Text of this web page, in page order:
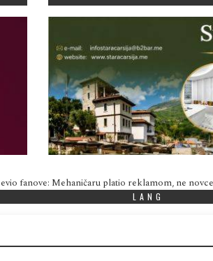
fanove: Mehaničaru platio reklamom, ne
LANG